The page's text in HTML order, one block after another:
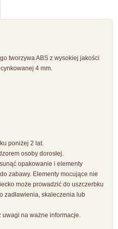
tworzywa ABS z wysokiej jakości
4 mm.
poniżej 2 lat.
osoby dorosłej.
opakowanie i elementy
zabawy. Elementy mocujące nie
może prowadzić do uszczerbku
zadławienia, skaleczenia lub
na ważne informacje.